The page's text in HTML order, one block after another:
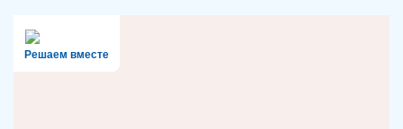
Решаем вместе